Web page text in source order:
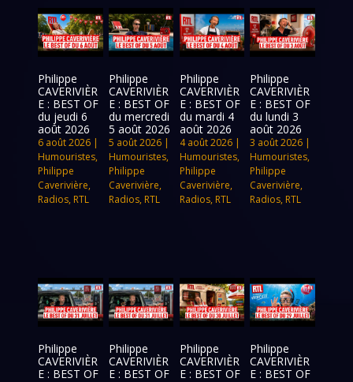
Philippe
CAVERIVIÈR
E : BEST OF
du jeudi 6
août 2026
6 août 2026 |
Humouristes,
Philippe
Caverivière,
Radios, RTL
Philippe
CAVERIVIÈR
E : BEST OF
du mercredi
5 août 2026
5 août 2026|
Humouristes,
Philippe
Caverivière,
Radios, RTL
Philippe
CAVERIVIÈR
E : BEST OF
du mardi 4
août 2026
4 août 2026|
Humouristes,
Philippe
Caverivière,
Radios, RTL
Philippe
CAVERIVIÈR
E : BEST OF
du lundi 3
août 2026
3 août 2026 |
Humouristes,
Philippe
Caverivière,
Radios, RTL
Philippe
CAVERIVIÈR
E : BEST OF
Philippe
CAVERIVIÈR
E : BEST OF
Philippe
CAVERIVIÈR
E : BEST OF
Philippe
CAVERIVIÈR
E : BEST OF